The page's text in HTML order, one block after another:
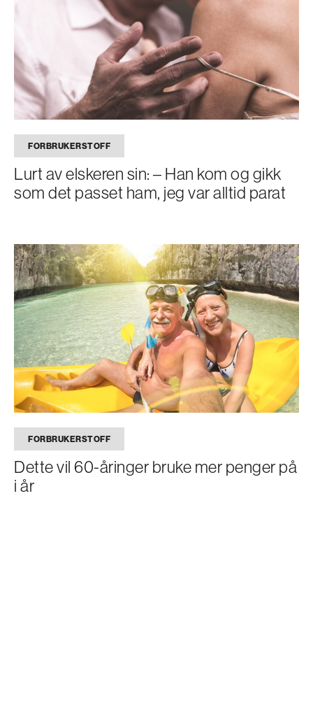
FORBRUKERSTOFF
Lurt av elskeren sin: – Han kom og gikk
som det passet ham, jeg var alltid parat
FORBRUKERSTOFF
Dette vil 60-åringer bruke mer penger på
i år